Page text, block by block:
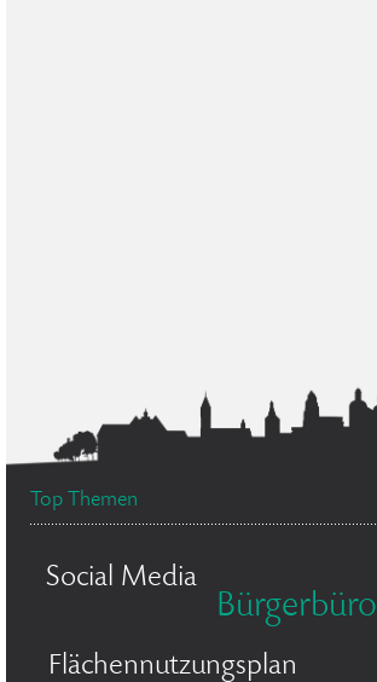
Top Themen
Social Media
Bürgerbüro
Flächennutzungsplan